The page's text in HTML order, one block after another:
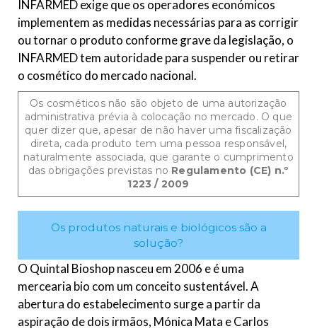
INFARMED exige que os operadores económicos
implementem as medidas necessárias para as corrigir
ou tornar o produto conforme grave da legislação, o
INFARMED tem autoridade para suspender ou retirar
o cosmético do mercado nacional.
Os cosméticos não são objeto de uma autorização
administrativa prévia à colocação no mercado. O que
quer dizer que, apesar de não haver uma fiscalização
direta, cada produto tem uma pessoa responsável,
naturalmente associada, que garante o cumprimento
das obrigações previstas no Regulamento (CE) n.º
1223 / 2009
Os produtos naturais e biológicos são a
solução?
O Quintal Bioshop nasceu em 2006 e é uma
mercearia bio com um conceito sustentável. A
abertura do estabelecimento surge a partir da
aspiração de dois irmãos, Mónica Mata e Carlos